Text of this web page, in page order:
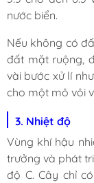
nước biển.
Nếu không có
đất mặt ruộng,
vài bước xử lí
cho một mô vôi
3. Nhiệt độ
Vùng khí hậu
trưởng và phát
độ C. Cây chỉ